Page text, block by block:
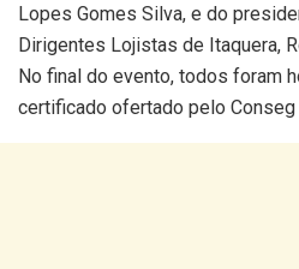
Lopes Gomes Silva, e do
Dirigentes Lojistas de Itaquera,
No final do evento, todos foram
certificado ofertado pelo Conseg